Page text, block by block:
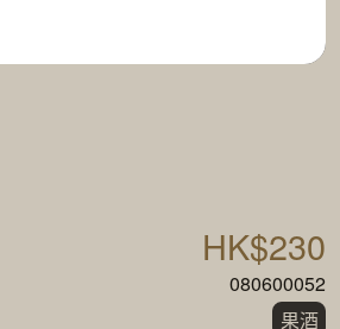
HK$230
080600052
果酒